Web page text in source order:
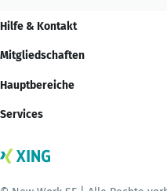
Hilfe & Kontakt
Mitgliedschaften
Hauptbereiche
Services